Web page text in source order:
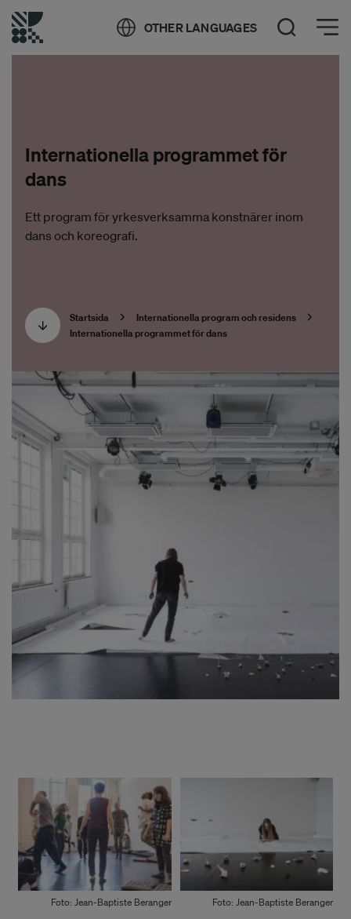
OTHER LANGUAGES Öppna sök
Öppna meny
Internationella programmet för
dans
Ett program för yrkesverksamma konstnärer inom
dans och koreografi.
Startsida
Internationella program och residens
Internationella programmet för dans
Foto: Jean-Baptiste Beranger Foto: Jean-Baptiste Beranger